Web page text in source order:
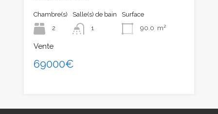
Chambre(s)
2
Salle(s) de bain
1
Surface
90.0 m²
Vente
69000€